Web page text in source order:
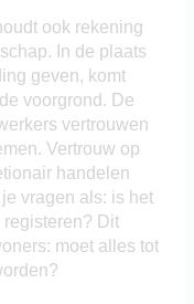
ook rekening
In de plaats
geven, komt
voorgrond. De
vertrouwen
Vertrouw op
handelen
vragen als: is het
Dit
moet alles tot